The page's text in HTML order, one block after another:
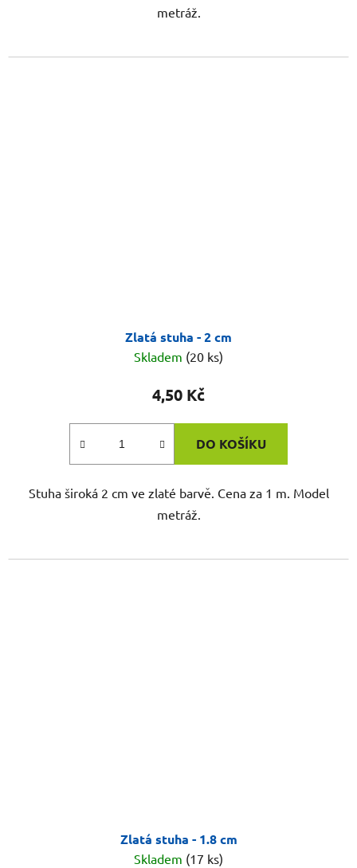
metráž.
Zlatá stuha - 2 cm
Skladem (20 ks)
4,50 Kč
DO KOŠÍKU
Stuha široká 2 cm ve zlaté barvě. Cena za 1 m. Model
metráž.
Zlatá stuha - 1.8 cm
Skladem (17 ks)